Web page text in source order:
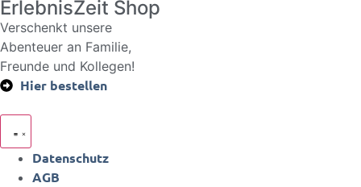
ErlebnisZeit Shop
Verschenkt unsere
Abenteuer an Familie,
Freunde und Kollegen!
Hier bestellen
Datenschutz
AGB